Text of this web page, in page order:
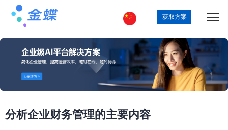
获取方案
分析企业财务管理的主要内容